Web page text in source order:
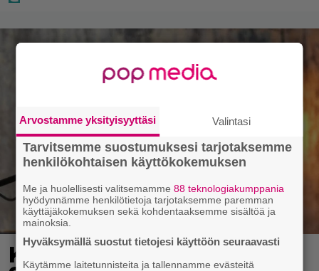
Karita Tykän ja Sami
Arvostamme yksityisyyttäsi Valintasi
Tarvitsemme suostumuksesi tarjotaksemme
henkilökohtaisen käyttökokemuksen
Me ja huolellisesti valitsemamme88 teknologiakumppania
hyödynnämme henkilötietoja tarjotaksemme paremman
käyttäjäkokemuksen sekä kohdentaaksemme sisältöä ja
mainoksia.
Hyväksymällä suostut tietojesi käyttöön seuraavasti
Käytämme laitetunnisteita ja tallennamme evästeitä